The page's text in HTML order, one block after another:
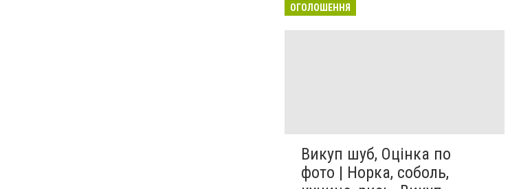
ОГОЛОШЕННЯ
Викуп шуб, Оцінка по
фото | Норка, соболь,